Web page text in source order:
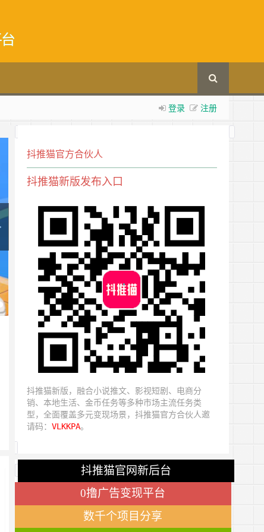
登录 注册
抖推猫官方合伙人
抖推猫新版发布入口
抖推猫新版，融合小说推文、影视短剧、电商分
销、本地生活、金币任务等多种市场主流任务类
型，全面覆盖多元变现场景，抖推猫官方合伙人邀
请码： VLKKPA。
抖推猫官网新后台
0撸广告变现平台
数千个项目分享